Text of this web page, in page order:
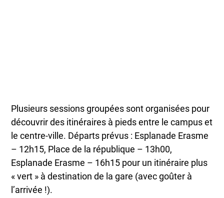
Plusieurs sessions groupées sont organisées pour
découvrir des itinéraires à pieds entre le campus et
le centre-ville. Départs prévus : Esplanade Erasme
– 12h15, Place de la république – 13h00,
Esplanade Erasme – 16h15 pour un itinéraire plus
« vert » à destination de la gare (avec goûter à
l’arrivée !).